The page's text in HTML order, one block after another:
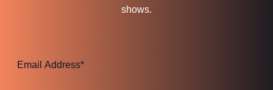
shows.